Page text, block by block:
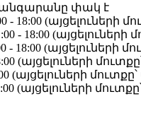
փակ է
- 18:00 (այցելուների
- 18:00 (այցելուների
- 18:00 (այցելուների
(այցելուների
(այցելուների
(այցելուների